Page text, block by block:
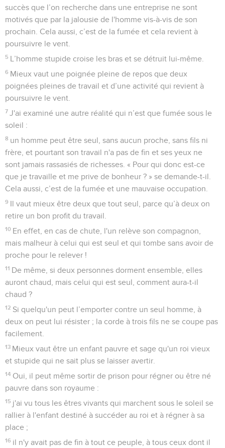
succès que l’on recherche dans une entreprise ne sont
motivés que par la jalousie de l'homme vis-à-vis de son
prochain. Cela aussi, c’est de la fumée et cela revient à
poursuivre le vent.
5 L’homme stupide croise les bras et se détruit lui-même.
6 Mieux vaut une poignée pleine de repos que deux
poignées pleines de travail et d’une activité qui revient à
poursuivre le vent.
7 J'ai examiné une autre réalité qui n’est que fumée sous le
soleil :
8 un homme peut être seul, sans aucun proche, sans fils ni
frère, et pourtant son travail n'a pas de fin et ses yeux ne
sont jamais rassasiés de richesses. « Pour qui donc est-ce
que je travaille et me prive de bonheur ? » se demande-t-il.
Cela aussi, c’est de la fumée et une mauvaise occupation.
9 Il vaut mieux être deux que tout seul, parce qu’à deux on
retire un bon profit du travail.
10 En effet, en cas de chute, l'un relève son compagnon,
mais malheur à celui qui est seul et qui tombe sans avoir de
proche pour le relever !
11 De même, si deux personnes dorment ensemble, elles
auront chaud, mais celui qui est seul, comment aura-t-il
chaud ?
12 Si quelqu'un peut l’emporter contre un seul homme, à
deux on peut lui résister ; la corde à trois fils ne se coupe pas
facilement.
13 Mieux vaut être un enfant pauvre et sage qu'un roi vieux
et stupide qui ne sait plus se laisser avertir.
14 Oui, il peut même sortir de prison pour régner ou être né
pauvre dans son royaume :
15 j'ai vu tous les êtres vivants qui marchent sous le soleil se
rallier à l'enfant destiné à succéder au roi et à régner à sa
place ;
16 il n'y avait pas de fin à tout ce peuple, à tous ceux dont il